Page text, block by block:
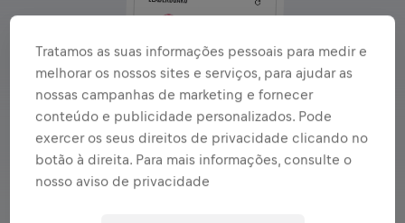
Tratamos as suas informações pessoais para medir e
melhorar os nossos sites e serviços, para ajudar as
nossas campanhas de marketing e fornecer
conteúdo e publicidade personalizados. Pode
exercer os seus direitos de privacidade clicando no
botão à direita. Para mais informações, consulte o
nosso aviso de privacidade